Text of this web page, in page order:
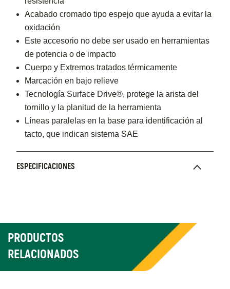
Acabado cromado tipo espejo que ayuda a evitar la
oxidación
Este accesorio no debe ser usado en herramientas
de potencia o de impacto
Cuerpo y Extremos tratados térmicamente
Marcación en bajo relieve
Tecnología Surface Drive®, protege la arista del
tornillo y la planitud de la herramienta
Líneas paralelas en la base para identificación al
tacto, que indican sistema SAE
ESPECIFICACIONES
PRODUCTOS
RELACIONADOS